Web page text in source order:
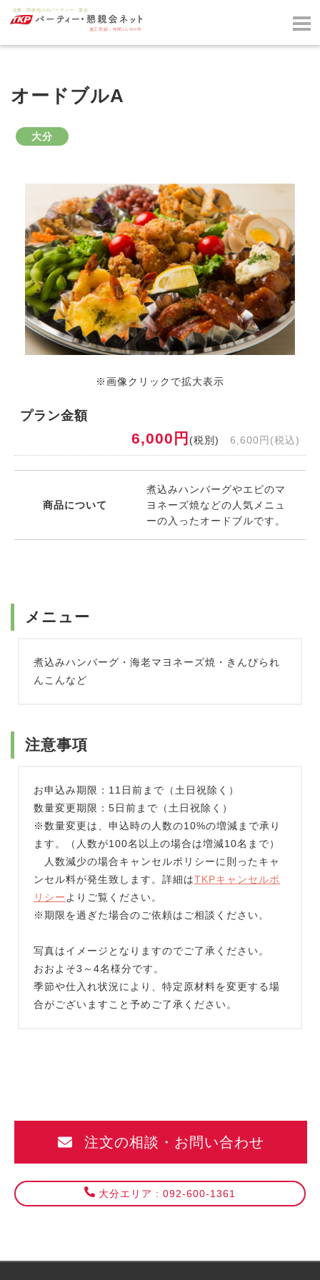
オードブルA
大分
※画像クリックで拡大表示
プラン金額
6,000円 (税別) 6,600円(税込)
商品について
煮込みハンバーグやエビのマ
ヨネーズ焼などの人気メニュ
ーの入ったオードブルです。
メニュー
煮込みハンバーグ・海老マヨネーズ焼・きんぴられ
んこんなど
注意事項
お申込み期限：11日前まで（土日祝除く）
数量変更期限：5日前まで（土日祝除く）
※数量変更は、申込時の人数の10%の増減まで承り
ます。（人数が100名以上の場合は増減10名まで）
人数減少の場合キャンセルポリシーに則ったキャ
ンセル料が発生致します。詳細はTKPキャンセルポ
リシー よりご覧ください。
※期限を過ぎた場合のご依頼はご相談ください。
写真はイメージとなりますのでご了承ください。
おおよそ3～4名様分です。
季節や仕入れ状況により、特定原材料を変更する場
合がございますこと予めご了承ください。
注文の相談・お問い合わせ
大分エリア : 092-600-1361